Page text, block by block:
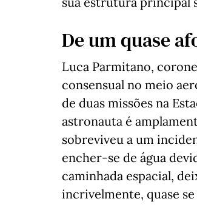
De um quase
Luca Parmitano,
consensual no meio
de duas missões na
astronauta é
sobreviveu a um
encher-se de água
caminhada espacial,
incrivelmente, quase